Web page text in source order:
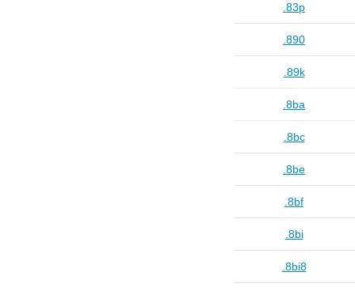
.83p
.890
.89k
.8ba
.8bc
.8be
.8bf
.8bi
.8bi8